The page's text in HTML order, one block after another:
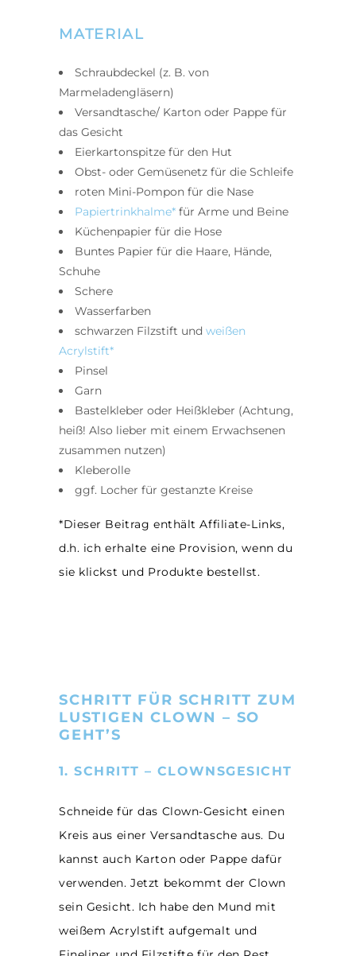
MATERIAL
Schraubdeckel (z. B. von
Marmeladengläsern)
Versandtasche/ Karton oder Pappe für
das Gesicht
Eierkartonspitze für den Hut
Obst- oder Gemüsenetz für die Schleife
roten Mini-Pompon für die Nase
Papiertrinkhalme* für Arme und Beine
Küchenpapier für die Hose
Buntes Papier für die Haare, Hände,
Schuhe
Schere
Wasserfarben
schwarzen Filzstift und weißen
Acrylstift*
Pinsel
Garn
Bastelkleber oder Heißkleber (Achtung,
heiß! Also lieber mit einem Erwachsenen
zusammen nutzen)
Kleberolle
ggf. Locher für gestanzte Kreise
*Dieser Beitrag enthält Affiliate-Links,
d.h. ich erhalte eine Provision, wenn du
sie klickst und Produkte bestellst.
SCHRITT FÜR SCHRITT ZUM
LUSTIGEN CLOWN – SO
GEHT’S
1. SCHRITT – CLOWNSGESICHT
Schneide für das Clown-Gesicht einen
Kreis aus einer Versandtasche aus. Du
kannst auch Karton oder Pappe dafür
verwenden. Jetzt bekommt der Clown
sein Gesicht. Ich habe den Mund mit
weißem Acrylstift aufgemalt und